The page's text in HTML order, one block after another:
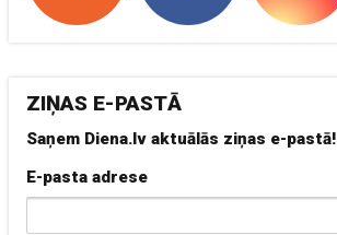
ZIŅAS E-PASTĀ
Saņem Diena.lv aktuālās ziņas e-pastā!
E-pasta adrese